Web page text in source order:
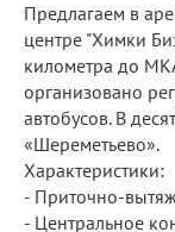
Предлагаем в
центре "Химки
километра до
организовано
автобусов. В
«Шереметьево».
Характеристики:
- Приточно-
- Центральное